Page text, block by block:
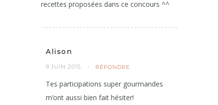
recettes proposées dans ce concours ^^
Alison
9 JUIN 2015 RÉPONDRE
Tes participations super gourmandes
m’ont aussi bien fait hésiter!